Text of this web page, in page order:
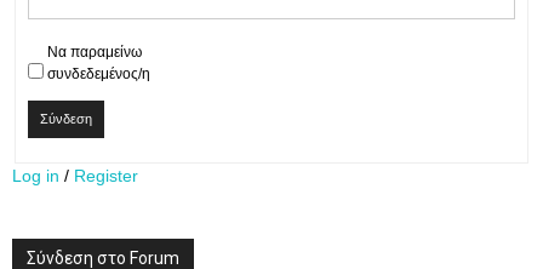
Να παραμείνω
συνδεδεμένος/η
Σύνδεση
Log in / Register
Σύνδεση στο Forum